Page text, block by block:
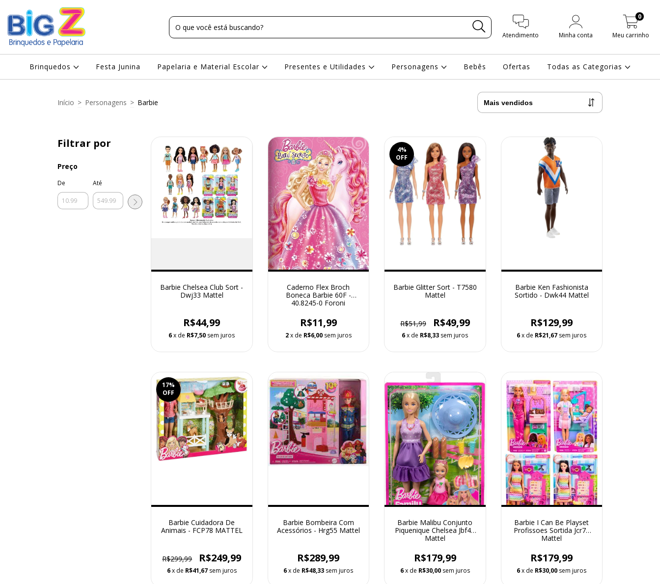
Atendimento Minha conta Meu carrinho
0
Brinquedos Festa Junina Papelaria e Material Escolar Presentes e Utilidades Personagens Bebês Ofertas Todas as Categorias
Início > Personagens > Barbie
Filtrar por
Preço
De Até
Barbie Chelsea Club Sort -
Dwj33 Mattel
R$44,99
6x de R$7,50 sem juros
Caderno Flex Broch
Boneca Barbie 60F -
40.8245-0 Foroni
R$11,99
2x de R$6,00 sem juros
4%
OFF
Barbie Glitter Sort - T7580
Mattel
R$51,99 R$49,99
6x de R$8,33 sem juros
Barbie Ken Fashionista
Sortido - Dwk44 Mattel
R$129,99
6x de R$21,67 sem juros
17%
OFF
Barbie Cuidadora De
Animais - FCP78 MATTEL
R$299,99 R$249,99
6x de R$41,67 sem juros
Barbie Bombeira Com
Acessórios - Hrg55 Mattel
R$289,99
6x de R$48,33 sem juros
Barbie Malibu Conjunto
Piquenique Chelsea Jbf43
Mattel
R$179,99
6x de R$30,00 sem juros
Barbie I Can Be Playset
Profissoes Sortida Jcr71
Mattel
R$179,99
6x de R$30,00 sem juros